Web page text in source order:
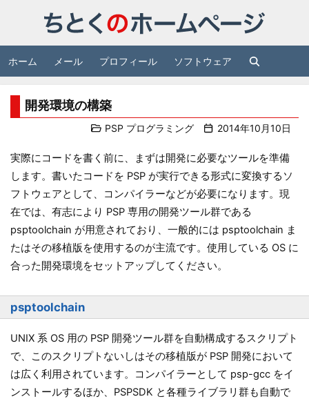
ホーム メール プロフィール ソフトウェア
開発環境の構築
PSP プログラミング 2014年10月10日
実際にコードを書く前に、まずは開発に必要なツールを準備
します。書いたコードを PSP が実行できる形式に変換するソ
フトウェアとして、コンパイラーなどが必要になります。現
在では、有志により PSP 専用の開発ツール群である
psptoolchain が用意されており、一般的には psptoolchain ま
たはその移植版を使用するのが主流です。使用している OS に
合った開発環境をセットアップしてください。
psptoolchain
UNIX 系 OS 用の PSP 開発ツール群を自動構成するスクリプト
で、このスクリプトないしはその移植版が PSP 開発において
は広く利用されています。コンパイラーとして psp-gcc をイ
ンストールするほか、PSPSDK と各種ライブラリ群も自動で